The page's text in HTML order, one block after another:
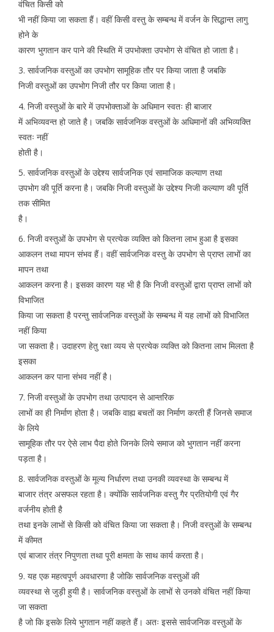
वंचित किसी को
भी नहीं किया जा सकता हैं। वहीं किसी वस्तु के सम्बन्ध में वर्जन के सिद्धान्त लागु
होने के
कारण भुगतान कर पाने की स्थिति में उपभोक्ता उपभोग से वंचित हो जाता है।
3. सार्वजनिक वस्तुओं का उपभोग सामूहिक तौर पर किया जाता है जबकि
निजी वस्तुओं का उपभोग निजी तौर पर किया जाता है।
4. निजी वस्तुओं के बारे में उपभोक्ताओं के अधिमान स्वतः ही बाजार
में अभिव्यवन्त हो जाते है। जबकि सार्वजनिक वस्तुओं के अधिमानों की अभिव्यक्ति
स्वतः नहीं
होती है।
5. सार्वजनिक वस्तुओं के उद्देश्य सार्वजनिक एवं सामाजिक कल्याण तथा
उपभोग की पूर्ति करना है। जबकि निजी वस्तुओं के उद्देश्य निजी कल्याण की पूर्ति
तक सीमित
है।
6. निजी वस्तुओं के उपभोग से प्रत्येक व्यक्ति को कितना लाभ हुआ है इसका
आकलन तथा मापन संभव हैं। वहीं सार्वजनिक वस्तु के उपभोग से प्राप्त लाभों का
मापन तथा
आकलन करना है। इसका कारण यह भी है कि निजी वस्तुओं द्वारा प्राप्त लाभों को
विभाजित
किया जा सकता है परन्तु सार्वजनिक वस्तुओं के सम्बन्ध में यह लाभों को विभाजित
नहीं किया
जा सकता है। उदाहरण हेतु रक्षा व्यय से प्रत्येक व्यक्ति को कितना लाभ मिलता है
इसका
आकलन कर पाना संभव नहीं है।
7. निजी वस्तुओं के उपभोग तथा उत्पादन से आन्तरिक
लाभों का ही निर्माण होता है। जबकि वाह्य बचतों का निर्माण करती हैं जिनसे समाज
के लिये
सामूहिक तौर पर ऐसे लाभ पैदा होते जिनके लिये समाज को भुगतान नहीं करना
पड़ता है।
8. सार्वजनिक वस्तुओं के मूल्य निर्धारण तथा उनकी व्यवस्था के सम्बन्ध में
बाजार तंत्र असफल रहता है। क्योंकि सार्वजनिक वस्तु गैर प्रतियोगी एवं गैर
वर्जनीय होती है
तथा इनके लाभों से किसी को वंचित किया जा सकता है। निजी वस्तुओं के सम्बन्ध
में कीमत
एवं बाजार तंत्र निपुणता तथा पूरी क्षमता के साथ कार्य करता है।
9. यह एक महत्वपूर्ण अवधारणा है जोकि सार्वजनिक वस्तुओं की
व्यवस्था से जुड़ी हुयी है। सार्वजनिक वस्तुओं के लाभों से उनको वंचित नहीं किया
जा सकता
है जो कि इसके लिये भुगतान नहीं कहते हैं। अतः इससे सार्वजनिक वस्तुओं के